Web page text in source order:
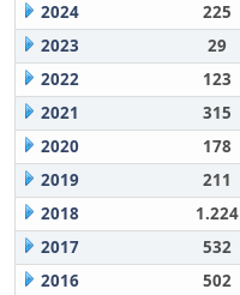
2024
225
2023
29
2022
123
2021
315
2020
178
2019
211
2018
1.224
2017
532
2016
502